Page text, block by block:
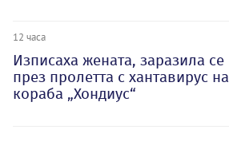
12 часа
Изписаха жената, заразила се
през пролетта с хантавирус на
кораба „Хондиус“